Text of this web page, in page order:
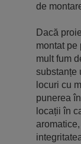
de
Dacă
montat pe
mult fum
substanțe
locuri cu
punerea
locații în